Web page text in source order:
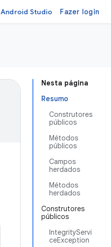
Android Studio Fazer login
Nesta página
Resumo
Construtores
públicos
Métodos
públicos
Campos
herdados
Métodos
herdados
Construtores
públicos
IntegrityServi
ceException